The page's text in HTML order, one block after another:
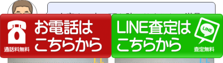
自宅まで来て頂き助かりました。満足
しております。（広島県60代男性）